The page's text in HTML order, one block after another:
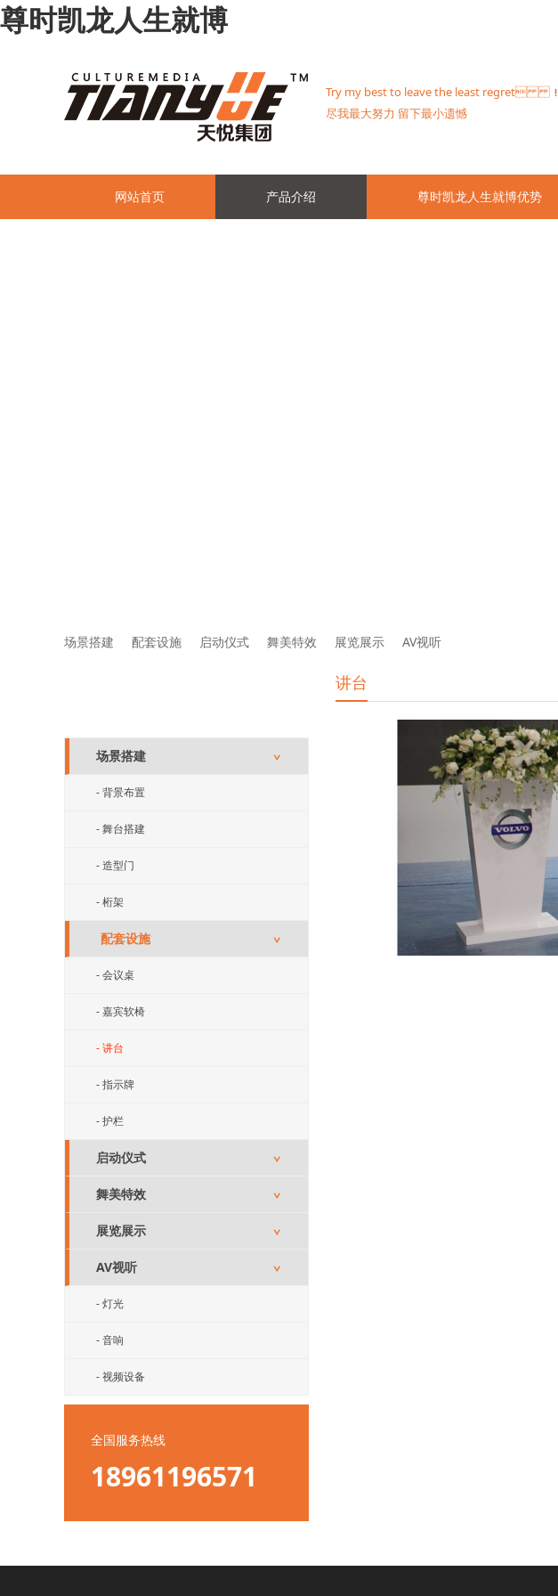
尊时凯龙人生就博
Try my best to leave the least regret ！
尽我最大努力 留下最小遗憾
网站首页 产品介绍 尊时凯龙人生就博优势
场景搭建 配套设施 启动仪式 舞美特效 展览展示 AV视听
场景搭建 ∨
- 背景布置
- 舞台搭建
- 造型门
- 桁架
配套设施 ∨
- 会议桌
- 嘉宾软椅
- 讲台
- 指示牌
- 护栏
启动仪式 ∨
舞美特效 ∨
展览展示 ∨
AV视听 ∨
- 灯光
- 音响
- 视频设备
全国服务热线
18961196571
讲台